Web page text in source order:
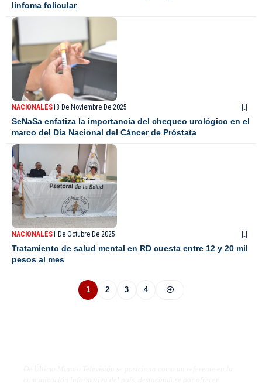
linfoma folicular
NACIONALES18 De Noviembre De 2025
SeNaSa enfatiza la importancia del chequeo urológico en el
marco del Día Nacional del Cáncer de Próstata
NACIONALES1 De Octubre De 2025
Tratamiento de salud mental en RD cuesta entre 12 y 20 mil
pesos al mes
1 2 3 4